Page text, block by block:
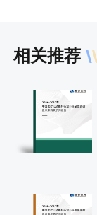
相关推荐